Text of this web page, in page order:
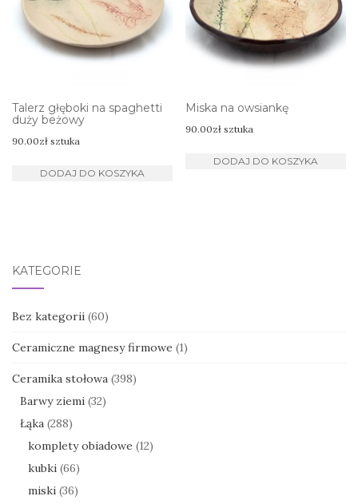
Talerz głęboki na spaghetti
duży beżowy
90.00zł sztuka
DODAJ DO KOSZYKA
Miska na owsiankę
90.00zł sztuka
DODAJ DO KOSZYKA
KATEGORIE
Bez kategorii (60)
Ceramiczne magnesy firmowe (1)
Ceramika stołowa (398)
Barwy ziemi (32)
Łąka (288)
komplety obiadowe (12)
kubki (66)
miski (36)